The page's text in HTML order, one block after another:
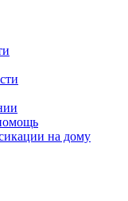
на дому